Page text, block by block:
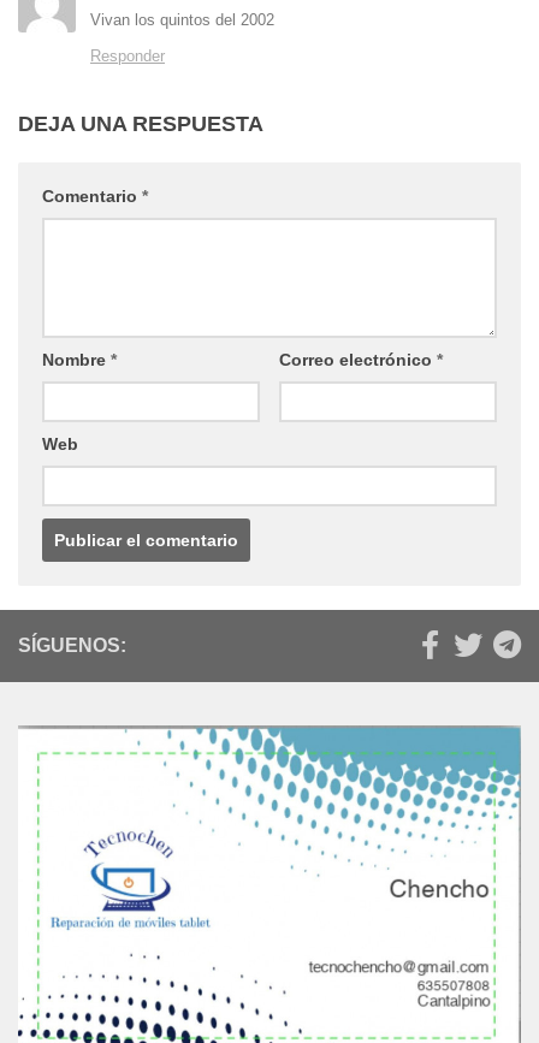
Vivan los quintos del 2002
Responder
DEJA UNA RESPUESTA
Comentario *
Nombre * Correo electrónico *
Web
SÍGUENOS: